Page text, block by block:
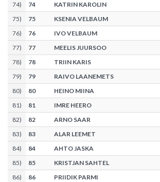
74) 74
KATRIN KAROLIN
75) 75
KSENIA VELBAUM
76) 76
IVO VELBAUM
77) 77
MEELIS JUURSOO
78) 78
TRIIN KARIS
79) 79
RAIVO LAANEMETS
80) 80
HEINO MIINA
81) 81
IMRE HEERO
82) 82
ARNO SAAR
83) 83
ALAR LEEMET
84) 84
AHTO JASKA
85) 85
KRISTJAN SAHTEL
86) 86
PRIIDIK PARMI